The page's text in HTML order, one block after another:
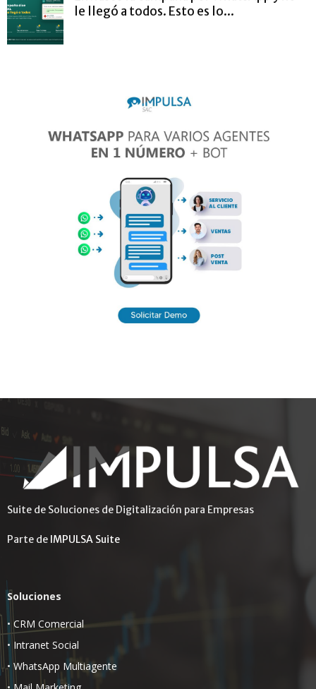
le llegó a todos. Esto es lo...
Suite de Soluciones de Digitalización para Empresas
Parte de IMPULSA Suite
Soluciones
•CRM Comercial
• Intranet Social
• WhatsApp Multiagente